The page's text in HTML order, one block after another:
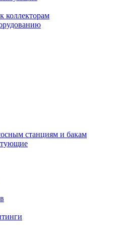
коллекторам
станциям и бакам